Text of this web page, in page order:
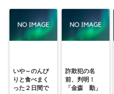
いや～のんび
りと食べまく
った２日間で
詐欺犯の名
前、判明！
「金森 勤」